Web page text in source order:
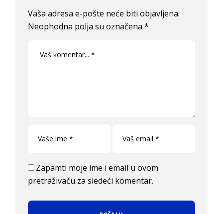
Vaša adresa e-pošte neće biti objavljena.
Neophodna polja su označena*
Zapamti moje ime i email u ovom
pretraživaču za sledeći komentar.